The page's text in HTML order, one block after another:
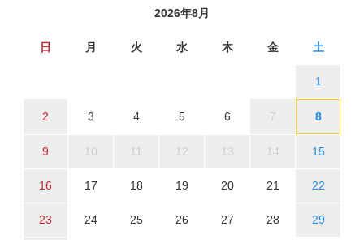
2026年8月
日 月 火 水 木 金 土
1
2 3 4 5 6 7 8
9 10 11 12 13 14 15
16 17 18 19 20 21 22
23 24 25 26 27 28 29